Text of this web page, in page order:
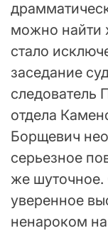
можно найти
стало
заседание
следователь
отдела
Борщевич
серьезное
же шуточное.
уверенное
ненароком